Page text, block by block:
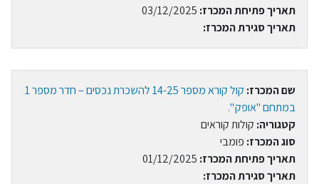
תאריך פתיחת המכרז: 03/12/2025
תאריך סגירת המכרז:
שם המכרז:
קול קורא מספר 14-25 להשכרת נכסים – חדר מספר 1
במתחם "אופק ".
קטגוריה: קולות קוראים
סוג המכרז: פומבי
תאריך פתיחת המכרז: 01/12/2025
תאריך סגירת המכרז: